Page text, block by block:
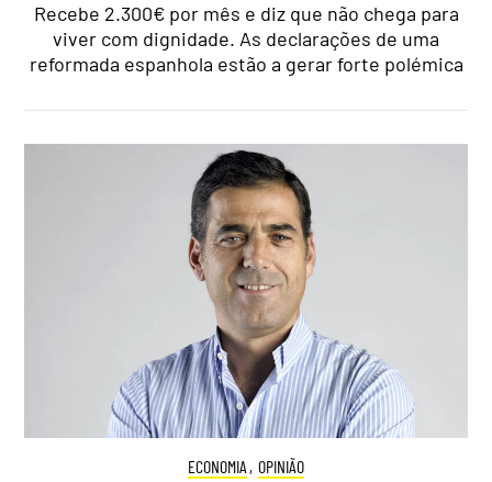
Recebe 2.300€ por mês e diz que não chega para
viver com dignidade. As declarações de uma
reformada espanhola estão a gerar forte polémica
ECONOMIA , OPINIÃO